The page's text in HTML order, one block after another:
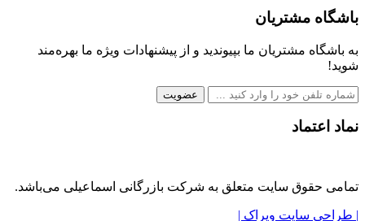
باشگاه مشتریان
به باشگاه مشتریان ما بپیوندید و از پیشنهادات ویژه ما بهره‌مند
شوید!
عضویت
نماد اعتماد
تمامی حقوق سایت متعلق به شرکت بازرگانی اسماعیلی می‌باشد.
| طراحی سایت ویراک |